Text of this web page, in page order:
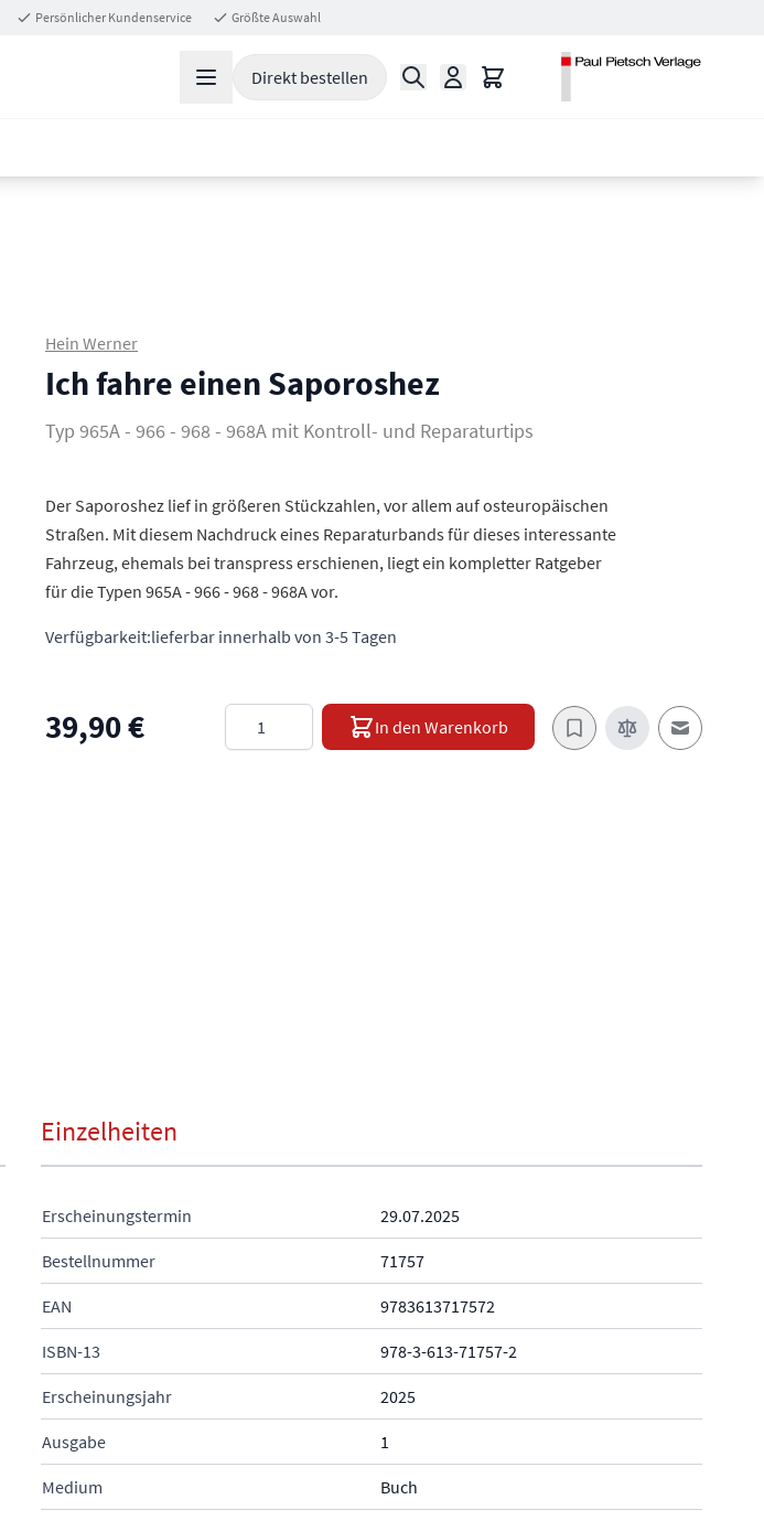
Persönlicher Kundenservice Größte Auswahl
Direkt bestellen Suche Warenkorb
Hein Werner
Ich fahre einen Saporoshez
Typ 965A - 966 - 968 - 968A mit Kontroll- und Reparaturtips
Der Saporoshez lief in größeren Stückzahlen, vor allem auf osteuropäischen
Straßen. Mit diesem Nachdruck eines Reparaturbands für dieses interessante
Fahrzeug, ehemals bei transpress erschienen, liegt ein kompletter Ratgeber
für die Typen 965A - 966 - 968 - 968A vor.
Verfügbarkeit:lieferbar innerhalb von 3-5 Tagen
39,90 € In den Warenkorb
E-Mail an
Einzelheiten
Erscheinungstermin 29.07.2025
Bestellnummer 71757
EAN 9783613717572
ISBN-13 978-3-613-71757-2
Erscheinungsjahr 2025
Ausgabe 1
Medium Buch